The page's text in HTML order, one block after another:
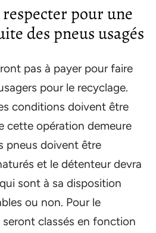
pour une
des pneus usagés
pas à payer pour faire
pour le recyclage.
conditions doivent être
cette opération demeure
pneus doivent être
et le détenteur devra
sont à sa disposition
ou non. Pour le
classés en fonction